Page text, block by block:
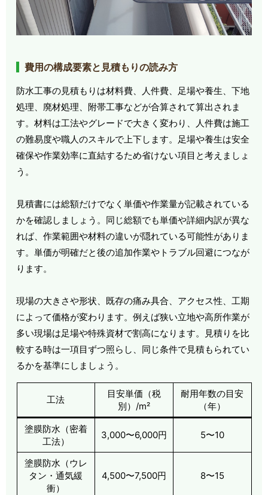
費用の構成要素と見積もりの読み方
防水工事の見積もりは材料費、人件費、足場や養生、下地
処理、廃材処理、附帯工事などが合算されて算出されま
す。材料は工法やグレードで大きく変わり、人件費は施工
の難易度や職人のスキルで上下します。足場や養生は安全
確保や作業効率に直結するため省けない項目と考えましょ
う。
見積書には総額だけでなく単価や作業量が記載されている
かを確認しましょう。同じ総額でも単価や詳細内訳が異な
れば、作業範囲や材料の違いが隠れている可能性がありま
す。単価が明確だと後の追加作業やトラブル回避につなが
ります。
現場の大きさや形状、既存の痛み具合、アクセス性、工期
によって価格が変わります。例えば狭い立地や高所作業が
多い現場は足場や特殊資材で割高になります。見積りを比
較する時は一項目ずつ照らし、同じ条件で見積もられてい
るかを基準にしましょう。
工法
目安単価（税
別）/m²
耐用年数の目安
（年）
塗膜防水（密着
工法）
3,000〜6,000円 5〜10
塗膜防水（ウレ
タン・通気緩
衝）
4,500〜7,500円 8〜15